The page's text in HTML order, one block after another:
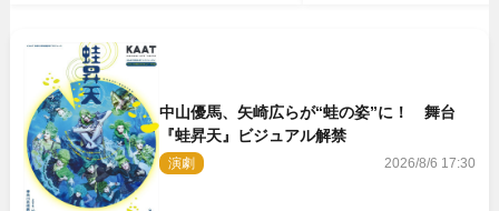
中山優馬、矢崎広らが“蛙の姿”に！ 舞台
『蛙昇天』ビジュアル解禁
演劇 2026/8/6 17:30